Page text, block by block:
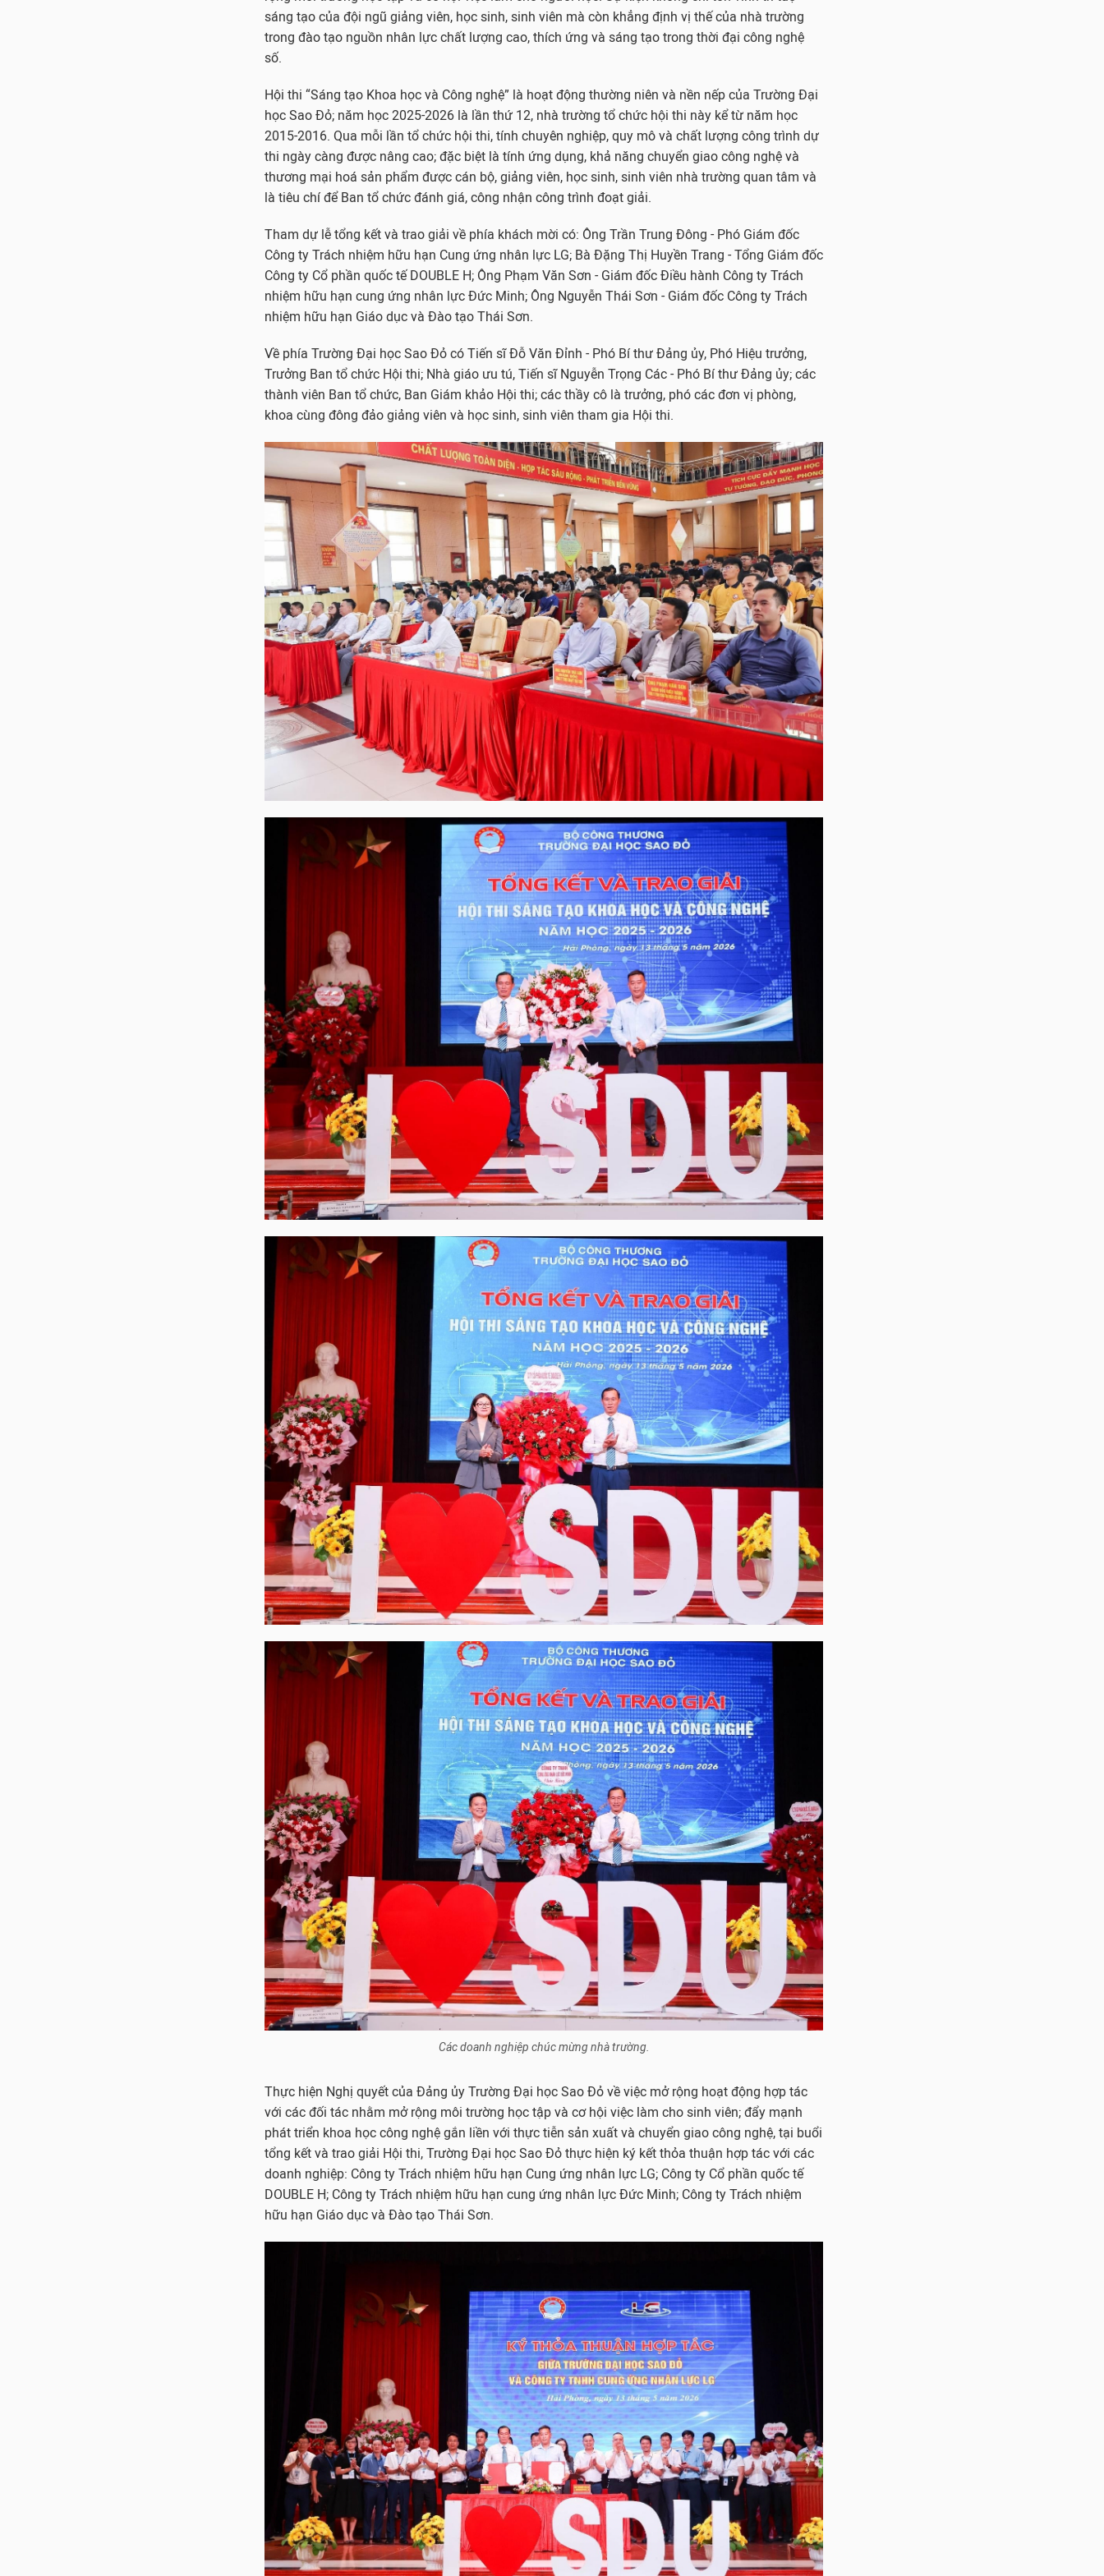
sáng tạo của đội ngũ giảng viên, học sinh, sinh viên mà còn khẳng định vị thế của nhà trường
trong đào tạo nguồn nhân lực chất lượng cao, thích ứng và sáng tạo trong thời đại công nghệ
số.
Hội thi “Sáng tạo Khoa học và Công nghệ” là hoạt động thường niên và nền nếp của Trường Đại
học Sao Đỏ; năm học 2025-2026 là lần thứ 12, nhà trường tổ chức hội thi này kể từ năm học
2015-2016. Qua mỗi lần tổ chức hội thi, tính chuyên nghiệp, quy mô và chất lượng công trình dự
thi ngày càng được nâng cao; đặc biệt là tính ứng dụng, khả năng chuyển giao công nghệ và
thương mại hoá sản phẩm được cán bộ, giảng viên, học sinh, sinh viên nhà trường quan tâm và
là tiêu chí để Ban tổ chức đánh giá, công nhận công trình đoạt giải.
Tham dự lễ tổng kết và trao giải về phía khách mời có: Ông Trần Trung Đông - Phó Giám đốc
Công ty Trách nhiệm hữu hạn Cung ứng nhân lực LG; Bà Đặng Thị Huyền Trang - Tổng Giám đốc
Công ty Cổ phần quốc tế DOUBLE H; Ông Phạm Văn Sơn - Giám đốc Điều hành Công ty Trách
nhiệm hữu hạn cung ứng nhân lực Đức Minh; Ông Nguyễn Thái Sơn - Giám đốc Công ty Trách
nhiệm hữu hạn Giáo dục và Đào tạo Thái Sơn.
Về phía Trường Đại học Sao Đỏ có Tiến sĩ Đỗ Văn Đỉnh - Phó Bí thư Đảng ủy, Phó Hiệu trưởng,
Trưởng Ban tổ chức Hội thi; Nhà giáo ưu tú, Tiến sĩ Nguyễn Trọng Các - Phó Bí thư Đảng ủy; các
thành viên Ban tổ chức, Ban Giám khảo Hội thi; các thầy cô là trưởng, phó các đơn vị phòng,
khoa cùng đông đảo giảng viên và học sinh, sinh viên tham gia Hội thi.
Các doanh nghiệp chúc mừng nhà trường.
​Thực hiện Nghị quyết của Đảng ủy Trường Đại học Sao Đỏ về việc mở rộng hoạt động hợp tác
với các đối tác nhằm mở rộng môi trường học tập và cơ hội việc làm cho sinh viên; đẩy mạnh
phát triển khoa học công nghệ gắn liền với thực tiễn sản xuất và chuyển giao công nghệ, tại buổi
tổng kết và trao giải Hội thi, Trường Đại học Sao Đỏ thực hiện ký kết thỏa thuận hợp tác với các
doanh nghiệp: Công ty Trách nhiệm hữu hạn Cung ứng nhân lực LG; Công ty Cổ phần quốc tế
DOUBLE H; Công ty Trách nhiệm hữu hạn cung ứng nhân lực Đức Minh; Công ty Trách nhiệm
hữu hạn Giáo dục và Đào tạo Thái Sơn.